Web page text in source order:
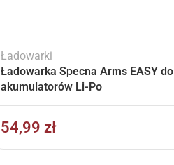
Ładowarki
Ładowarka Specna Arms EASY do
akumulatorów Li-Po
54,99 zł